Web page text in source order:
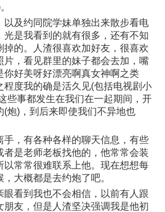
以及约同院学妹单独出来散步看电
光是我看到的就有很多，还有不知
掉的。人渣很喜欢加好友，很喜欢
片，看见群里的妹子都会去加，嘴
你好美呀好漂亮啊真女神啊之类
程度我的确是活久见(包括电视剧小
些事都发生在我们在一起期间，开
(炮)，到后来即使我们不异地也
手，有各种各样的聊天信息，有些
者是老师老板找他的，他常常会装
以常常很难联系上他。现在想想每
大概都是去约炮了吧。
眼看到我也不会相信，以前有人跟
朋友，但是人渣坚决强调我是他初